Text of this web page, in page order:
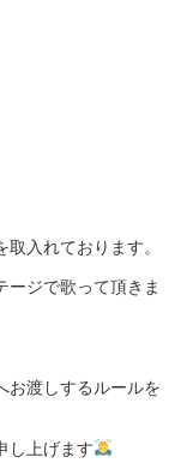
入れております。
ージで歌って頂きま
お渡しするルールを
し上げます